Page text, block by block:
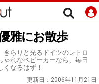
雅にお散歩
きらりと光るドイツのレトロ
ゃれなベビーカーなら、毎日
なるはず！
更新日： 2006年11月21日